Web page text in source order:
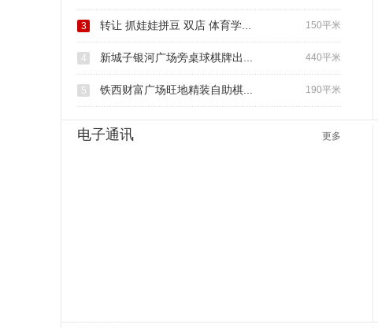
150平米
3 转让 抓娃娃拼豆 双店 体育学...
440平米
4 新城子银河广场旁桌球棋牌出...
190平米
5 铁西财富广场旺地精装自助棋...
电子通讯 更多